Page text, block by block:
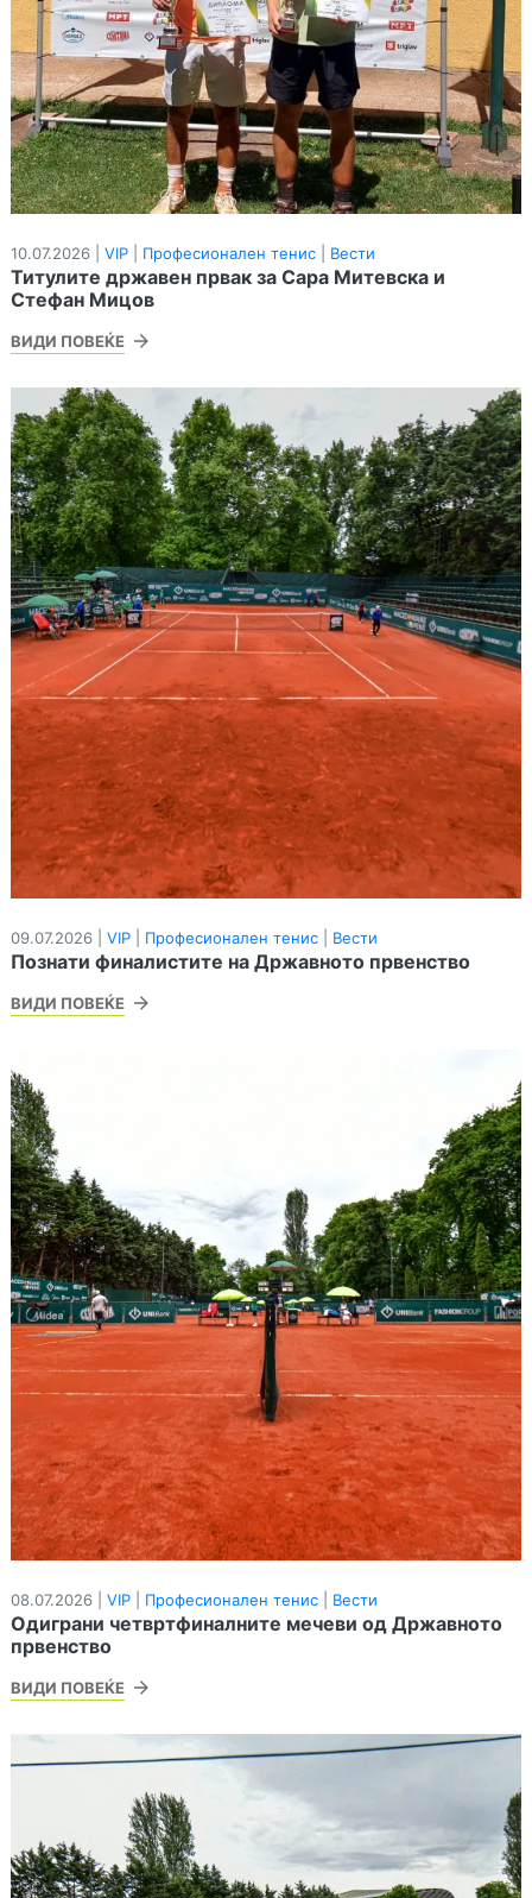
10.07.2026 | VIP Професионален тенис Вести
Титулите државен првак за Сара Митевска и
Стефан Мицов
ВИДИ ПОВЕЌЕ
09.07.2026 | VIP Професионален тенис Вести
Познати финалистите на Државното првенство
ВИДИ ПОВЕЌЕ
08.07.2026 | VIP Професионален тенис Вести
Одиграни четвртфиналните мечеви од Државното
првенство
ВИДИ ПОВЕЌЕ